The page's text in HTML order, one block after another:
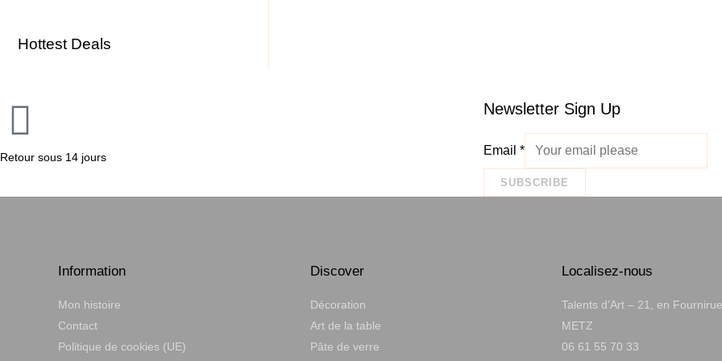
Hottest Deals
Retour sous 14 jours
Newsletter Sign Up
Email *
SUBSCRIBE
Information
Mon histoire
Contact
Politique de cookies (UE)
Discover
Décoration
Art de la table
Pâte de verre
Localisez-nous
Talents d’Art – 21, en
METZ
06 61 55 70 33